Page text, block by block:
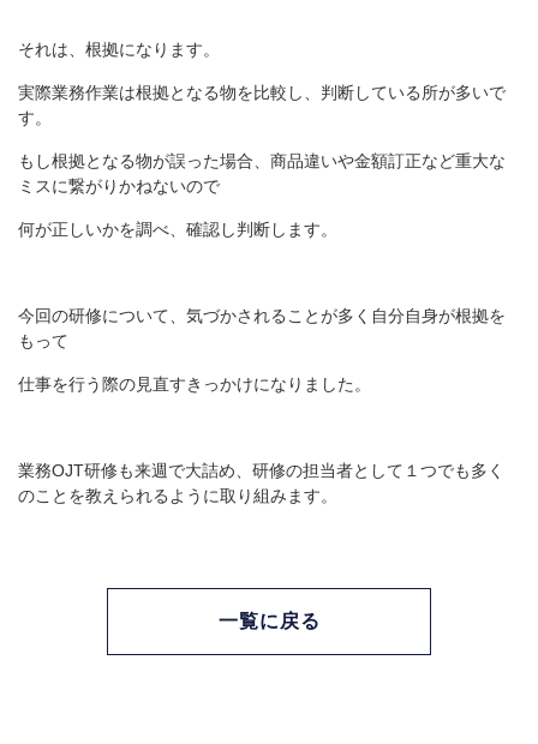
それは、根拠になります。
実際業務作業は根拠となる物を比較し、判断している所が多いで
す。
もし根拠となる物が誤った場合、商品違いや金額訂正など重大な
ミスに繋がりかねないので
何が正しいかを調べ、確認し判断します。
今回の研修について、気づかされることが多く自分自身が根拠を
もって
仕事を行う際の見直すきっかけになりました。
業務OJT研修も来週で大詰め、研修の担当者として１つでも多く
のことを教えられるように取り組みます。
一覧に戻る